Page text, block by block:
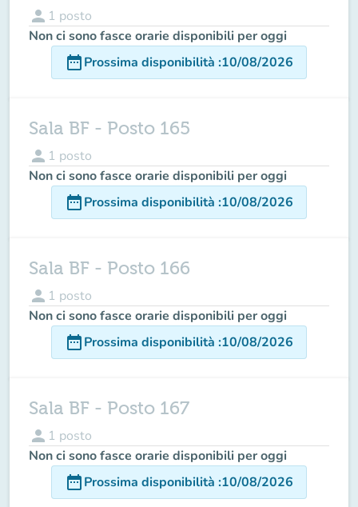
person 1 posto
Non ci sono fasce orarie disponibili per oggi
date_rangeProssima disponibilità :10/08/2026
Sala BF - Posto 165
person 1 posto
Non ci sono fasce orarie disponibili per oggi
date_rangeProssima disponibilità :10/08/2026
Sala BF - Posto 166
person 1 posto
Non ci sono fasce orarie disponibili per oggi
date_rangeProssima disponibilità :10/08/2026
Sala BF - Posto 167
person 1 posto
Non ci sono fasce orarie disponibili per oggi
date_rangeProssima disponibilità :10/08/2026